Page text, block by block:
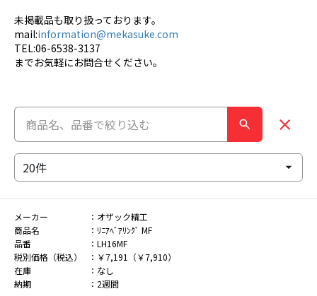
未掲載品も取り扱っております。
mail:information@mekasuke.com
TEL:06-6538-3137
までお気軽にお問合せください。
メーカー
オザック精工
商品名
ﾘﾆｱﾍﾞｱﾘﾝｸﾞ MF
品番
LH16MF
税別価格（税込）
￥7,191（￥7,910）
在庫
なし
納期
2週間